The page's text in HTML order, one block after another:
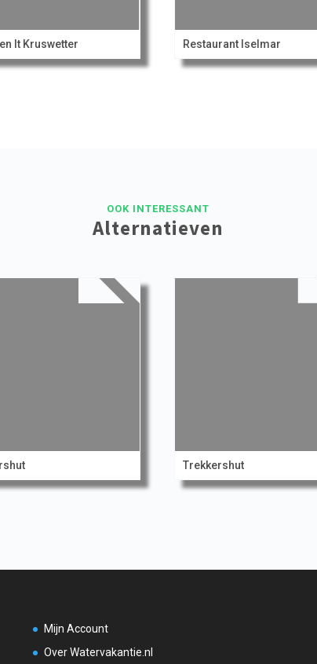
It Kruswetter Restaurant Iselmar
OOK INTERESSANT
Alternatieven
Trekkershut
Mijn Account
Over Watervakantie.nl